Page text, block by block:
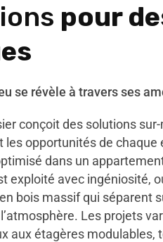
pour
se révèle à travers ses
conçoit des solutions
les opportunités de chaque
dans un
exploité avec ingéniosité,
bois massif qui séparent
Les projets
aux étagères modulables,